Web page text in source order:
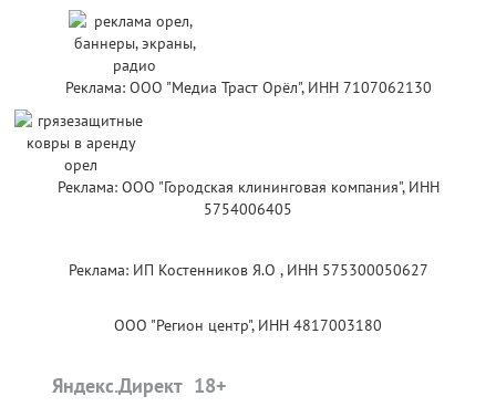
Реклама: ООО "Медиа Траст Орёл", ИНН 7107062130
Реклама: ООО "Городская клининговая компания", ИНН
5754006405
Реклама: ИП Костенников Я.О , ИНН 575300050627
ООО "Регион центр", ИНН 4817003180
Яндекс.Директ